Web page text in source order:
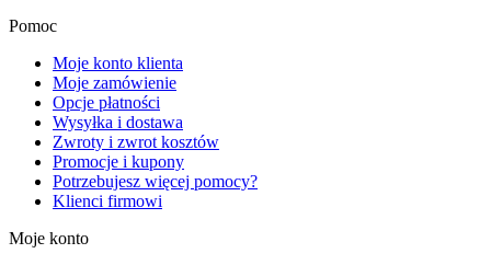
Pomoc
Moje konto klienta
Moje zamówienie
Opcje płatności
Wysyłka i dostawa
Zwroty i zwrot kosztów
Promocje i kupony
Potrzebujesz więcej pomocy?
Klienci firmowi
Moje konto